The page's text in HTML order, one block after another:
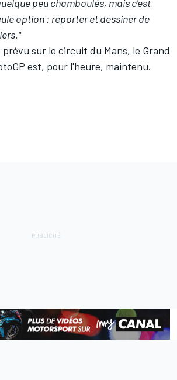
peu chamboulés, mais c'est
option : reporter et dessiner de
sur le circuit du Mans, le Grand
est, pour l'heure, maintenu.